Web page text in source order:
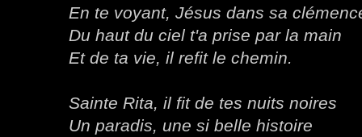
En te voyant, Jésus dans sa
Du haut du ciel t'a prise par la main
Et de ta vie, il refit le chemin.
Sainte Rita, il fit de tes nuits noires
Un paradis, une si belle histoire